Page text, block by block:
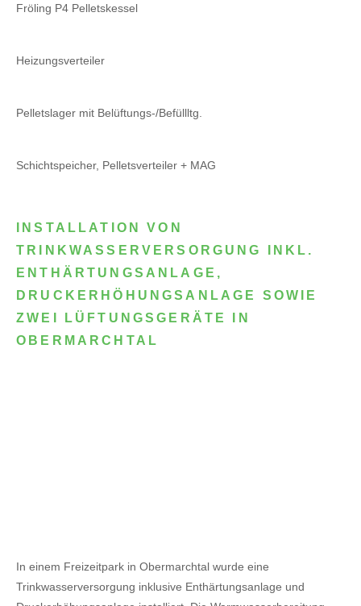
Fröling P4 Pelletskessel
Heizungsverteiler
Pelletslager mit Belüftungs-/Befüllltg.
Schichtspeicher, Pelletsverteiler + MAG
INSTALLATION VON
TRINKWASSERVERSORGUNG INKL.
ENTHÄRTUNGSANLAGE,
DRUCKERHÖHUNGSANLAGE SOWIE
ZWEI LÜFTUNGSGERÄTE IN
OBERMARCHTAL
In einem Freizeitpark in Obermarchtal wurde eine
Trinkwasserversorgung inklusive Enthärtungsanlage und